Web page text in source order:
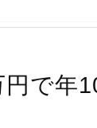
円で年